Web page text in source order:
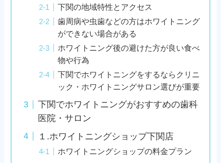
下関の地域特性とアクセス
歯周病や虫歯などの方はホワイトニング
ができない場合がある
ホワイトニング後の避けた方が良い食べ
物や行為
下関でホワイトニングをするならクリニ
ック・ホワイトニングサロン選びが重要
下関でホワイトニングがおすすめの歯科
医院・サロン
１.ホワイトニングショップ下関店
ホワイトニングショップの料金プラン